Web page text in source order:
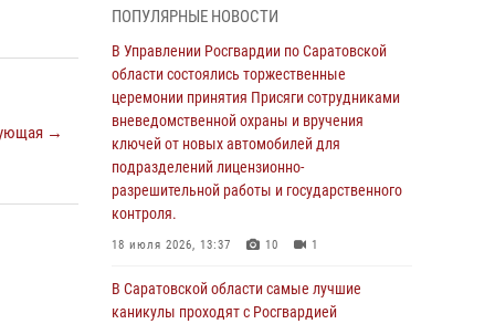
→
В Саратовской области сотрудники
Росгвардии помогли вернуться домой
потерявшейся пенсионерке
21 июля 2026, 10:38
В Управлении Росгвардии по Саратовской
области состоялись торжественные
церемонии принятия Присяги сотрудниками
вневедомственной охраны и вручения
ключей от новых автомобилей для
разрешительной работы и государственного
ПОПУЛЯРНЫЕ НОВОСТИ
В Управлении Росгвардии по Саратовской
области состоялись торжественные
церемонии принятия Присяги сотрудниками
вневедомственной охраны и вручения
ключей от новых автомобилей для
подразделений лицензионно-
разрешительной работы и государственного
контроля.
18 июля 2026, 13:37 10 1
В Саратовской области самые лучшие
каникулы проходят с Росгвардией